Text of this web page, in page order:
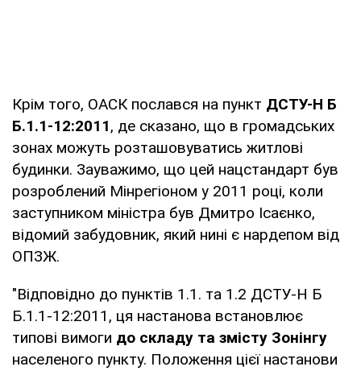
Крім того, ОАСК послався на пункт ДСТУ-Н Б
Б.1.1-12:2011, де сказано, що в громадських
зонах можуть розташовуватись житлові
будинки. Зауважимо, що цей нацстандарт був
розроблений Мінрегіоном у 2011 році, коли
заступником міністра був Дмитро Ісаєнко,
відомий забудовник, який нині є нардепом від
ОПЗЖ.
"Відповідно до пунктів 1.1. та 1.2 ДСТУ-Н Б
Б.1.1-12:2011, ця настанова встановлює
типові вимоги до складу та змісту Зонінгу
населеного пункту. Положення цієї настанови